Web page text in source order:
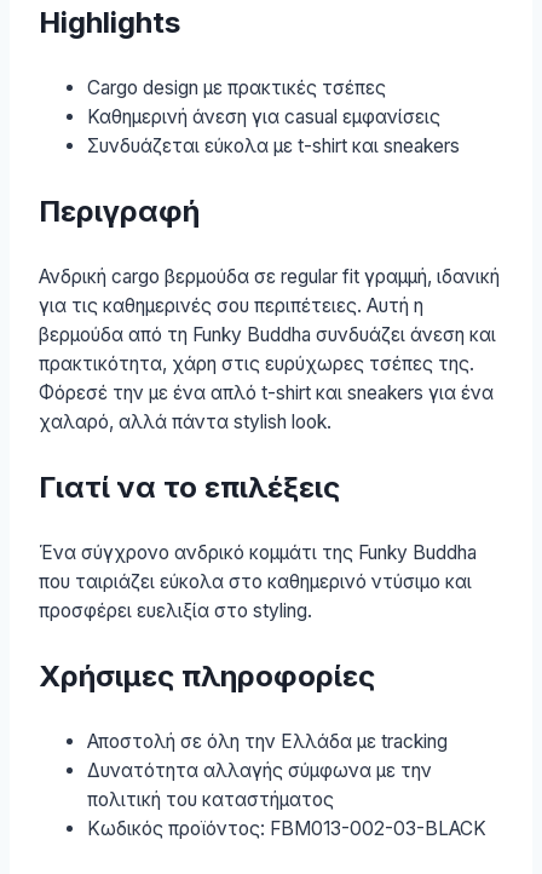
Highlights
Cargo design με πρακτικές τσέπες
Καθημερινή άνεση για casual εμφανίσεις
Συνδυάζεται εύκολα με t-shirt και sneakers
Περιγραφή
Ανδρική cargo βερμούδα σε regular fit γραμμή, ιδανική
για τις καθημερινές σου περιπέτειες. Αυτή η
βερμούδα από τη Funky Buddha συνδυάζει άνεση και
πρακτικότητα, χάρη στις ευρύχωρες τσέπες της.
Φόρεσέ την με ένα απλό t-shirt και sneakers για ένα
χαλαρό, αλλά πάντα stylish look.
Γιατί να το επιλέξεις
Ένα σύγχρονο ανδρικό κομμάτι της Funky Buddha
που ταιριάζει εύκολα στο καθημερινό ντύσιμο και
προσφέρει ευελιξία στο styling.
Χρήσιμες πληροφορίες
Αποστολή σε όλη την Ελλάδα με tracking
Δυνατότητα αλλαγής σύμφωνα με την
πολιτική του καταστήματος
Κωδικός προϊόντος: FBM013-002-03-BLACK